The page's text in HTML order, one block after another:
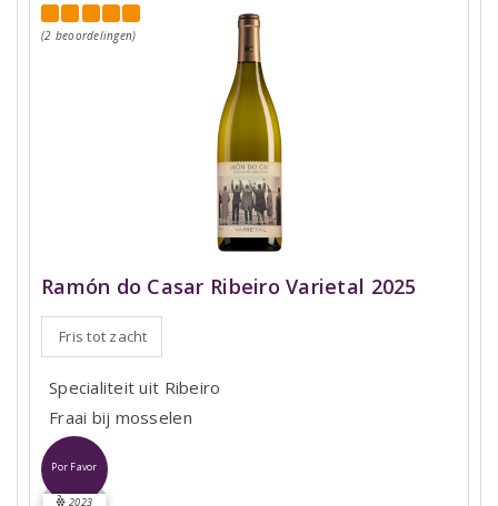
(2 beoordelingen)
Ramón do Casar Ribeiro Varietal 2025
Fris tot zacht
Specialiteit uit Ribeiro
Fraai bij mosselen
Por Favor
2023